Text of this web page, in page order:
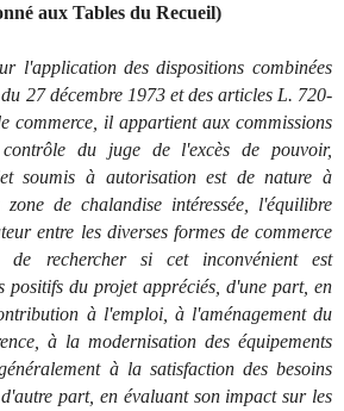
aux Tables du Recueil)
l'application des dispositions combinées
27 décembre 1973 et des articles L. 720-
commerce, il appartient aux commissions
du juge de l'excès de pouvoir,
soumis à autorisation est de nature à
de chalandise intéressée, l'équilibre
entre les diverses formes de commerce
de rechercher si cet inconvénient est
positifs du projet appréciés, d'une part, en
à l'emploi, à l'aménagement du
à la modernisation des équipements
à la satisfaction des besoins
part, en évaluant son impact sur les